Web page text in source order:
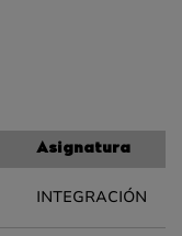
Asignatura
INTEGRACIÓN